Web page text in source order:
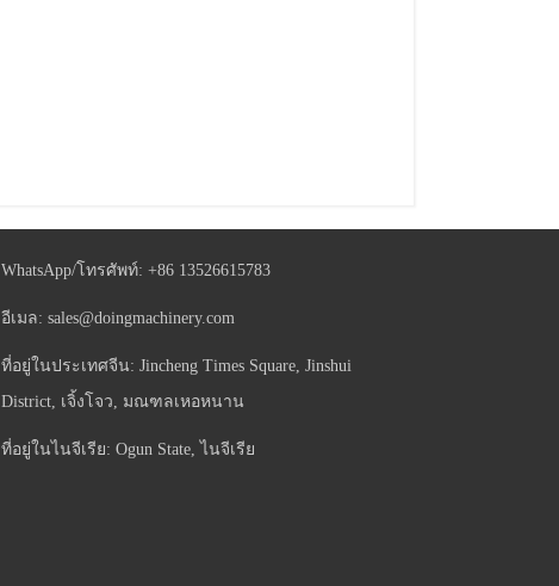
WhatsApp/โทรศัพท์: +86 13526615783
อีเมล: sales@doingmachinery.com
ที่อยู่ในประเทศจีน: Jincheng Times Square, Jinshui
District, เจิ้งโจว, มณฑลเหอหนาน
ที่อยู่ในไนจีเรีย: Ogun State, ไนจีเรีย